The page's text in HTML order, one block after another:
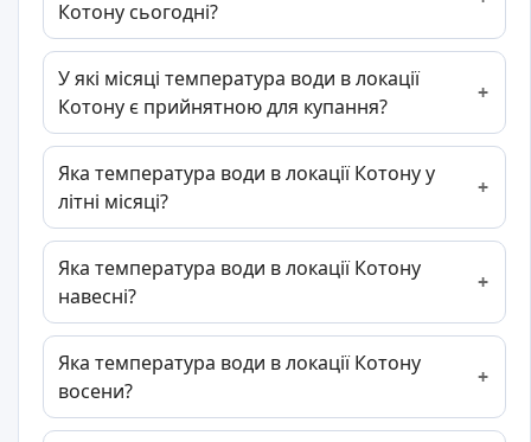
Котону сьогодні?
У які місяці температура води в локації
Котону є прийнятною для купання?
Яка температура води в локації Котону у
літні місяці?
Яка температура води в локації Котону
навесні?
Яка температура води в локації Котону
восени?